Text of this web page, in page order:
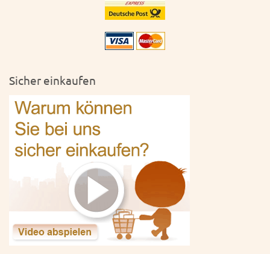
Sicher einkaufen